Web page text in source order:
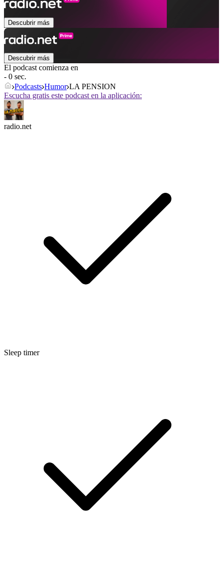
Descubrir más
Descubrir más
El podcast comienza en
- 0 sec.
Podcasts Humor LA PENSION
Escucha gratis este podcast en la aplicación:
radio.net
Sleep timer